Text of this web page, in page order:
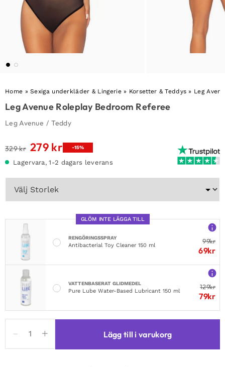
Home »Sexiga underkläder & Lingerie» Korsetter & Teddys » Leg
Leg Avenue Roleplay Bedroom Referee
Leg Avenue / Teddy
329kr Det
priset
var:
329 kr.
279 krDet
priset
är:
-15%
Lagervara, 1-2 dagars leverans
GLÖM INTE LÄGGA TILL
RENGÖRINGSSPRAY
Antibacterial Toy Cleaner 150 ml
99kr
69kr
VATTENBASERAT GLIDMEDEL
Pure Lube Water-Based Lubricant 150 ml
129kr
79kr
Avenue
Roleplay
Lägg till i varukorg